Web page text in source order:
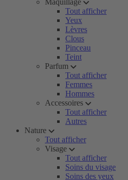
Maquillage
Tout afficher
Yeux
Lèvres
Clous
Pinceau
Teint
Parfum
Tout afficher
Femmes
Hommes
Accessoires
Tout afficher
Autres
Nature
Tout afficher
Visage
Tout afficher
Soins du visage
Soins des yeux